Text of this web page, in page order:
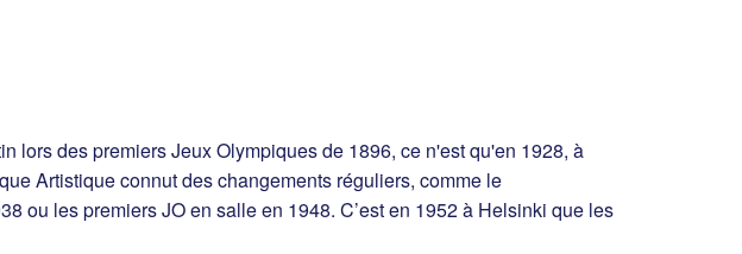
lors des premiers Jeux Olympiques de 1896, ce n'est qu'en 1928, à
Artistique connut des changements réguliers, comme le
ou les premiers JO en salle en 1948. C’est en 1952 à Helsinki que les